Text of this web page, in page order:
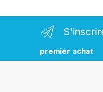
u
premier achat